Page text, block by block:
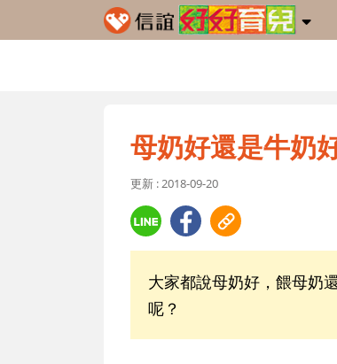
母奶好還是牛奶
更新 : 2018-09-20
大家都說母奶好，餵母奶
呢？